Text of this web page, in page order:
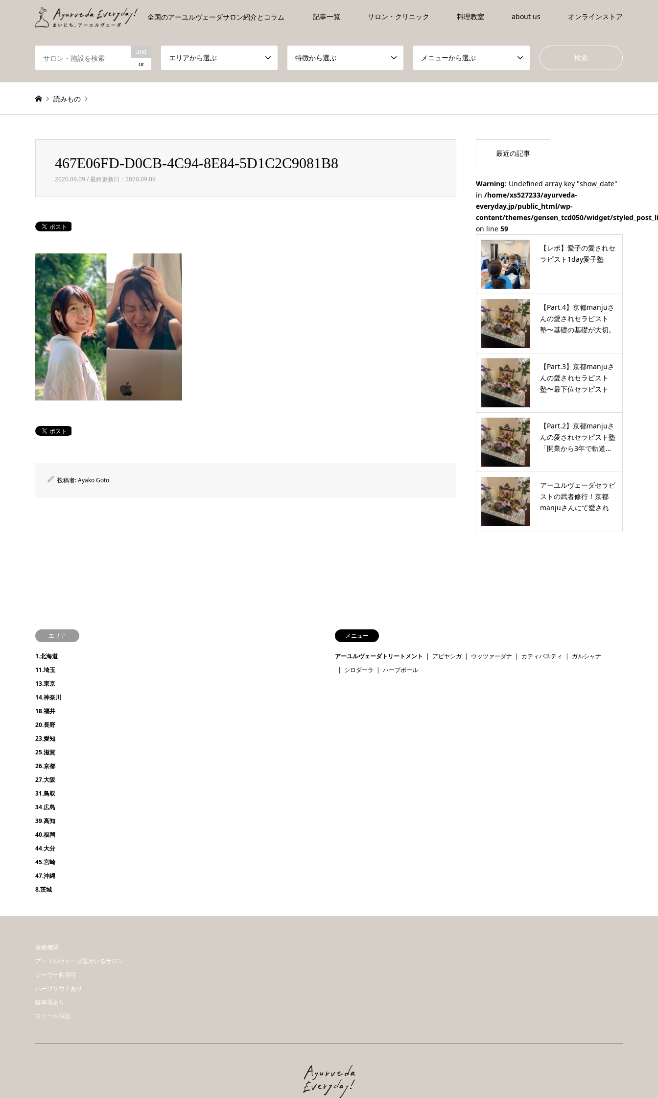
全国のアーユルヴェーダサロン紹介とコラム 記事一覧 サロン・クリニック 料理教室 about us オンラインストア
and
or
エリアから選ぶ 特徴から選ぶ メニューから選ぶ
読みもの
467E06FD-D0CB-4C94-8E84-5D1C2C9081B8
467E06FD-D0CB-4C94-8E84-5D1C2C9081B8
2020.09.09 / 最終更新日：2020.09.09
投稿者:Ayako Goto
最近の記事
Warning: Undefined array key "show_date"
in /home/xs527233/ayurveda-
everyday.jp/public_html/wp-
content/themes/gensen_tcd050/widget/
on line 59
【レポ】愛子の愛されセ
ラピスト1day愛子塾
【Part.4】京都manjuさ
んの愛されセラピスト
塾〜基礎の基礎が大切。
【Part.3】京都manjuさ
んの愛されセラピスト
塾〜最下位セラピスト
【Part.2】京都manjuさ
んの愛されセラピスト塾
「開業から3年で軌道…
アーユルヴェーダセラピ
ストの武者修行！京都
manjuさんにて愛され
エリア
1.北海道
11.埼玉
13.東京
14.神奈川
18.福井
20.長野
23.愛知
25.滋賀
26.京都
27.大阪
31.鳥取
34.広島
39.高知
40.福岡
44.大分
45.宮崎
47.沖縄
8.茨城
メニュー
アーユルヴェーダトリートメント アビヤンガ ウッツァーダナ カティバスティ
ガルシャナ
シロダーラ
ハーブボール
医療機関
アーユルヴェーダ医がいるサロン
シャワー利用可
ハーブサウナあり
駐車場あり
スクール併設